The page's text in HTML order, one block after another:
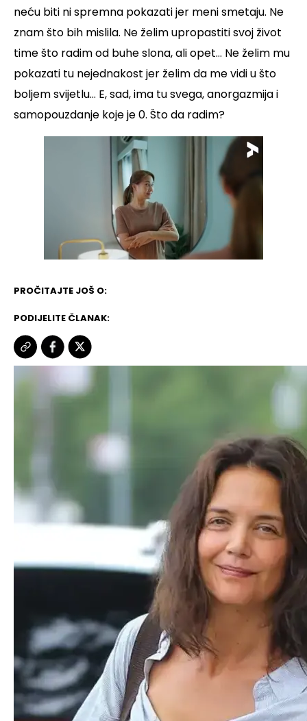
neću biti ni spremna pokazati jer meni smetaju. Ne
znam što bih mislila. Ne želim upropastiti svoj život
time što radim od buhe slona, ali opet... Ne želim mu
pokazati tu nejednakost jer želim da me vidi u što
boljem svijetlu... E, sad, ima tu svega, anorgazmija i
samopouzdanje koje je 0. Što da radim?
PROČITAJTE JOŠ O:
PODIJELITE ČLANAK: